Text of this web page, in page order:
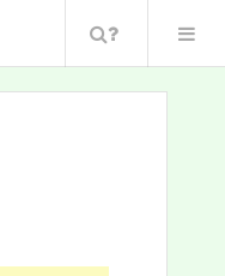
Поиск